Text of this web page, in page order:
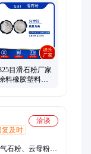
目滑石粉厂家
料橡胶塑料用
洽谈
复及时
石粉、云母粉、